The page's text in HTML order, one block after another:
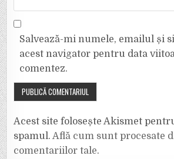
Salvează-mi numele, emailul și
acest navigator pentru data
comentez.
Acest site folosește Akismet
spamul.Află cum sunt procesate
comentariilor tale.